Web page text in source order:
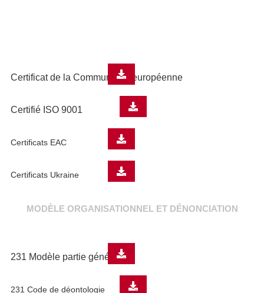
Certificat de la Communauté européenne
Certifié ISO 9001
Certificats EAC
Certificats Ukraine
MODÈLE ORGANISATIONNEL ET DÉNONCIATION
231 Modèle partie générale
231 Code de déontologie